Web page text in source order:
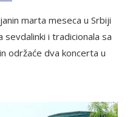
marta meseca u Srbiji
i tradicionala sa
održaće dva koncerta u